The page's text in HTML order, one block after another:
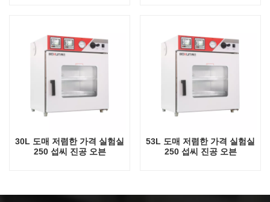
30L 도매 저렴한 가격 실험실
250 섭씨 진공 오븐
53L 도매 저렴한 가격 실험실
250 섭씨 진공 오븐